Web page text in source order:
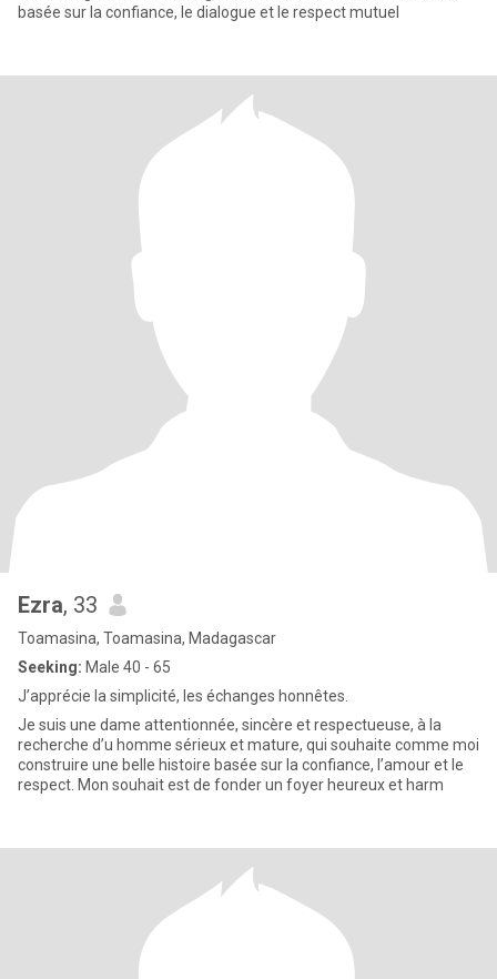
basée sur la confiance, le dialogue et le respect mutuel
Ezra, 33
Toamasina, Toamasina, Madagascar
Seeking: Male 40 - 65
J’apprécie la simplicité, les échanges honnêtes.
Je suis une dame attentionnée, sincère et respectueuse, à la
recherche d’u homme sérieux et mature, qui souhaite comme moi
construire une belle histoire basée sur la confiance, l’amour et le
respect. Mon souhait est de fonder un foyer heureux et harm